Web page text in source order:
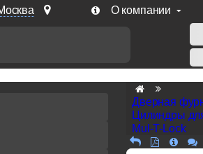
О компании
цен на сайте 7% при заказе от 50
Дверная
Цилиндры
Mul-T-Lock